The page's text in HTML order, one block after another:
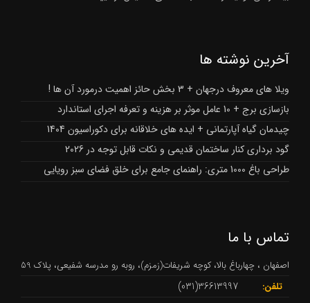
آخرین نوشته ها
ویلا های معروف درجهان + 3 بخش حائز اهمیت درمورد آن ها !
بازسازی برج + 10 عامل موثر بر هزینه و تعرفه اجرای استاندارد
چیدمان گیاه آپارتمانی + ایده های خلاقانه برای دکوراسیون 1404
گود برداری کنار ساختمان قدیمی و نکات قابل توجه در 2026
طراحی باغ 1000 متری: راهنمای جامع برای خلق فضای سبز رویایی
تماس با ما
اصفهان ، چهارباغ بالا، کوچه شریفات(زمزم)، روبه رو مدرسه شفیعی، پلاک 59
تلفن:
36613997(031)